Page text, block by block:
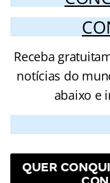
Receba
notícias do
abaixo e
QUER